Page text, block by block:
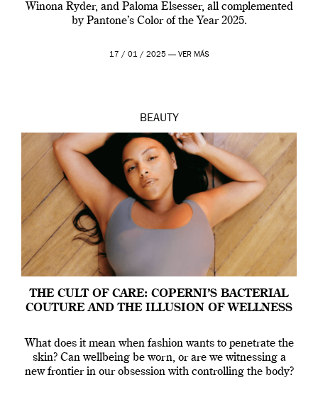
Winona Ryder, and Paloma Elsesser, all complemented
by Pantone’s Color of the Year 2025.
17 / 01 / 2025 — VER MÁS
BEAUTY
THE CULT OF CARE: COPERNI’S BACTERIAL
COUTURE AND THE ILLUSION OF WELLNESS
What does it mean when fashion wants to penetrate the
skin? Can wellbeing be worn, or are we witnessing a
new frontier in our obsession with controlling the body?